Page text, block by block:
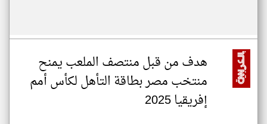
هدف من قبل منتصف الملعب يمنح
منتخب مصر بطاقة التأهل لكأس أمم
إفريقيا 2025